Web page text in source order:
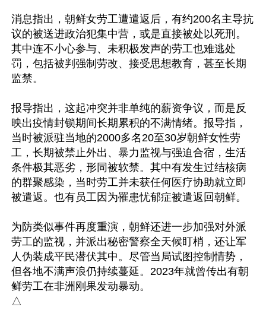
消息指出，朝鲜女劳工遭遣返后，有约200名主导抗
议的被送进政治犯集中营，或是直接被处以死刑。
其中连不小心参与、未积极发声的劳工也难逃处
罚，包括被判强制劳改、接受思想教育，甚至长期
监禁。
报导指出，这起冲突并非单纯的薪资争议，而是反
映出疫情封锁期间长期累积的不满情绪。报导指，
当时被派驻当地的2000多名20至30岁朝鲜女性劳
工，长期被禁止外出、暴力监视与强迫合宿，生活
条件极其恶劣，形同被软禁。其中有发生过结核病
的群聚感染，当时劳工并未获任何医疗协助就立即
被遣返。也有员工因为罹患忧郁症被遣返回朝鲜。
为防类似事件再度重演，朝鲜还进一步加强对外派
劳工的监视，并派出秘密警察全天候盯梢，还让军
人伪装成平民潜伏其中。尽管当局试图控制情势，
但各地不满声浪仍持续蔓延。2023年就曾传出有朝
鲜劳工在非洲刚果发动暴动。